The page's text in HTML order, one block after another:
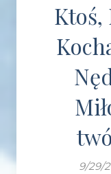
Ktoś,
9/29/